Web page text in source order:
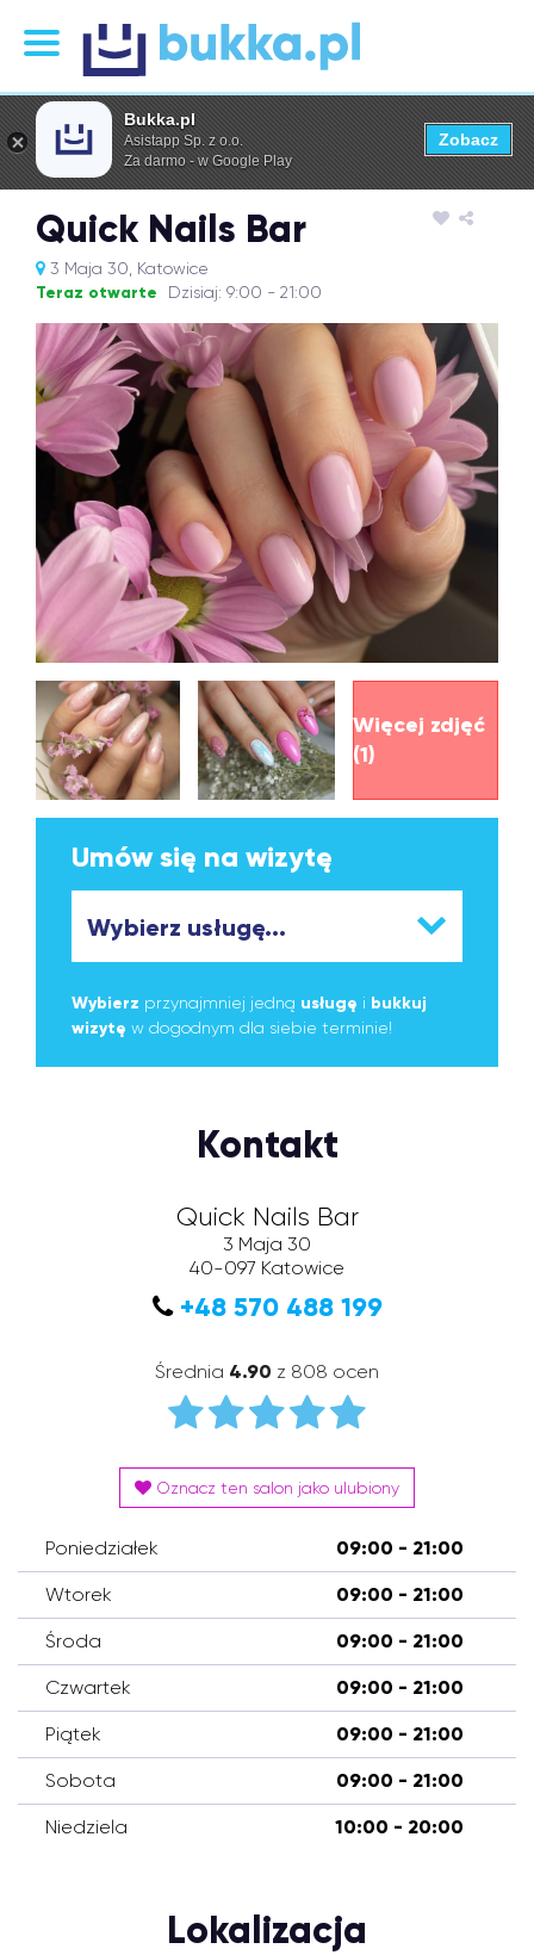
Quick Nails Bar
3 Maja 30, Katowice
Teraz otwarte Dzisiaj: 9:00 - 21:00
Więcej zdjęć
(1)
Umów się na wizytę
Wybierz przynajmniej jedną usługę i bukkuj
wizytę w dogodnym dla siebie terminie!
Kontakt
Quick Nails Bar
3 Maja 30
40-097 Katowice
+48 570 488 199
Średnia 4.90 z 808 ocen
Oznacz ten salon jako ulubiony
Poniedziałek 09:00 - 21:00
Wtorek 09:00 - 21:00
Środa 09:00 - 21:00
Czwartek 09:00 - 21:00
Piątek 09:00 - 21:00
Sobota 09:00 - 21:00
Niedziela 10:00 - 20:00
Lokalizacja
Bukka.pl
Asistapp Sp. z o.o.
Za darmo - w Google Play
Zobacz